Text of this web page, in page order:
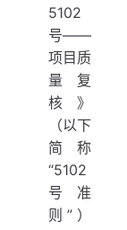
5102
号——
项目质
量复
核》
（以下
简称
“5102
号准
则”）